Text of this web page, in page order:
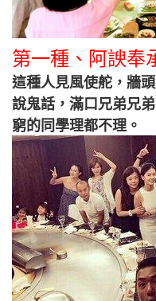
第一種、阿諛奉
這種人見風使舵，牆
說鬼話，滿口兄弟兄
窮的同學理都不理。